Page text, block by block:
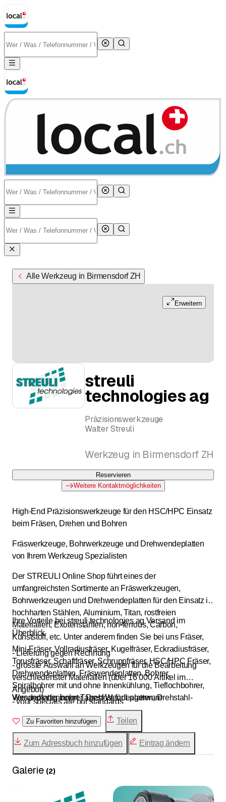
Alle Werkzeug in Birmensdorf ZH
Erweitern
streuli
technologies ag
Präzisionswerkzeuge
Walter Streuli
Werkzeug in Birmensdorf ZH
Reservieren
Weitere Kontaktmöglichkeiten
High-End Präzisionswerkzeuge für den HSC/HPC Einsatz
beim Fräsen, Drehen und Bohren
Fräswerkzeuge, Bohrwerkzeuge und Drehwendeplatten
von Ihrem Werkzeug Spezialisten
Der STREULI Online Shop führt eines der
umfangreichsten Sortimente an Fräswerkzeugen,
Bohrwerkzeugen und Drehwendeplatten für den Einsatz in
hochharten Stählen, Aluminium, Titan, rostfreien
Materialien, Exotenstählen, non-ferrous, Carbon,
Kunststoff, etc. Unter anderem finden Sie bei uns Fräser,
Mini-Fräser, Vollradiusfräser, Kugelfräser, Eckradiusfräser,
Torusfräser, Schaftfräser, Schruppfräser, HSC/HPC Fräser,
Drehwendeplatten, Fräswendeplatten, Bohrer,
Spiralbohrer mit und ohne Innenkühlung, Tieflochbohrer,
Wendeplattenbohrer, Dreh-Wendeplatten, Drehstahl-
Halter, sowie VHM, Alu, Cermet, CBN und PKD
Wendeplatten.
Ihre Vorteile bei streuli technologies ag Versand im
Überblick
- Lieferung gegen Rechnung
- grösste Auswahl an Werkzeugen für die Bearbeitung
verschiedenster Materialien (über 16‘000 Artikel im
Angebot)
- your specials are our standards
- regelmässig ändernde interessante Werkzeug-Aktionen
im TRENDS %
Versandfertig innert Tagesfrist für Lagerware
Zu Favoriten hinzufügen Teilen
Zum Adressbuch hinzufügen Eintrag ändern
Galerie (2)